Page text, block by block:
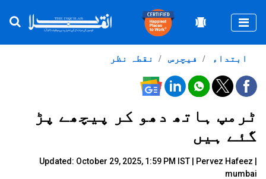
نقطہ نظر فیچرس ابتداء
ٹرمپ ہاتھ دھو کر پیچھے پڑ
گئے ہیں
Updated: October 29, 2025, 1:59 PM IST |
Pervez Hafeez |
mumbai